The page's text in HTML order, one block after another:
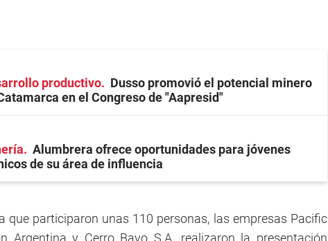
productivo
Dusso promovió el potencial minero
en el Congreso de "Aapresid"
Alumbrera ofrece oportunidades para jóvenes
de su área de influencia
que participaron unas 110 personas, las empresas Pacific
Argentina y Cerro Bayo S.A. realizaron la presentación